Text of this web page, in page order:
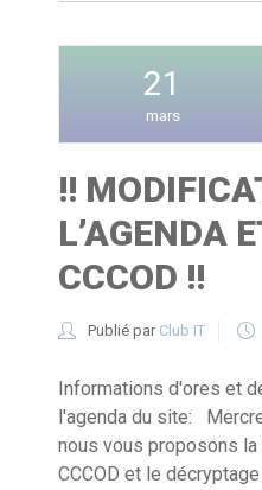
21
mars
!!
L’AGENDA
CCCOD !!
Publié par Club IT
Informations d'ores et
l'agenda du site:
nous vous proposons
CCCOD et le